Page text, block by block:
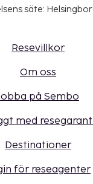
säte:
Resevillkor
Om oss
på Sembo
med
Destinationer
för reseagenter